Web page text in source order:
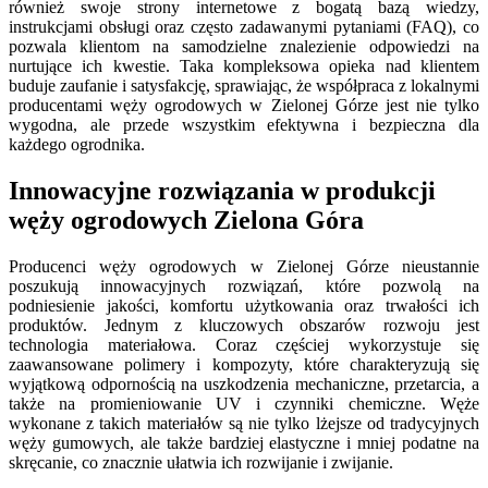
również swoje strony internetowe z bogatą bazą wiedzy,
instrukcjami obsługi oraz często zadawanymi pytaniami (FAQ), co
pozwala klientom na samodzielne znalezienie odpowiedzi na
nurtujące ich kwestie. Taka kompleksowa opieka nad klientem
buduje zaufanie i satysfakcję, sprawiając, że współpraca z lokalnymi
producentami węży ogrodowych w Zielonej Górze jest nie tylko
wygodna, ale przede wszystkim efektywna i bezpieczna dla
każdego ogrodnika.
Innowacyjne rozwiązania w produkcji
węży ogrodowych Zielona Góra
Producenci węży ogrodowych w Zielonej Górze nieustannie
poszukują innowacyjnych rozwiązań, które pozwolą na
podniesienie jakości, komfortu użytkowania oraz trwałości ich
produktów. Jednym z kluczowych obszarów rozwoju jest
technologia materiałowa. Coraz częściej wykorzystuje się
zaawansowane polimery i kompozyty, które charakteryzują się
wyjątkową odpornością na uszkodzenia mechaniczne, przetarcia, a
także na promieniowanie UV i czynniki chemiczne. Węże
wykonane z takich materiałów są nie tylko lżejsze od tradycyjnych
węży gumowych, ale także bardziej elastyczne i mniej podatne na
skręcanie, co znacznie ułatwia ich rozwijanie i zwijanie.